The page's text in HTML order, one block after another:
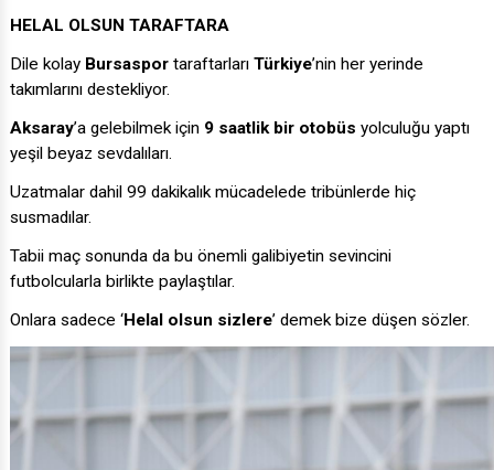
HELAL OLSUN TARAFTARA
Dile kolay Bursaspor taraftarları Türkiye’nin her yerinde
takımlarını destekliyor.
Aksaray’a gelebilmek için 9 saatlik bir otobüs yolculuğu yaptı
yeşil beyaz sevdalıları.
Uzatmalar dahil 99 dakikalık mücadelede tribünlerde hiç
susmadılar.
Tabii maç sonunda da bu önemli galibiyetin sevincini
futbolcularla birlikte paylaştılar.
Onlara sadece ‘Helal olsun sizlere’ demek bize düşen sözler.